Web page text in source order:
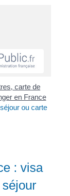
carte de
en France
ou carte
: visa